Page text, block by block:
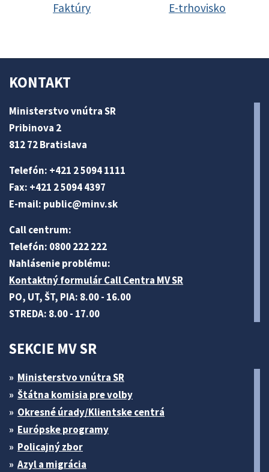
Faktúry E-trhovisko
KONTAKT
Ministerstvo vnútra SR
Pribinova 2
812 72 Bratislava
Telefón: +421 2 5094 1111
Fax: +421 2 5094 4397
E-mail: public@minv.sk
Call centrum:
Telefón: 0800 222 222
Nahlásenie problému:
Kontaktný formulár Call Centra MV SR
PO, UT, ŠT, PIA: 8.00 - 16.00
STREDA: 8.00 - 17.00
SEKCIE MV SR
Ministerstvo vnútra SR
Štátna komisia pre volby
Okresné úrady/Klientske centrá
Európske programy
Policajný zbor
Azyl a migrácia